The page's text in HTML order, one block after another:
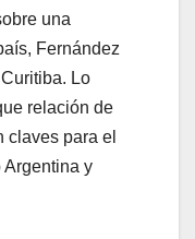
una
Fernández
Lo
relación de
claves para el
Argentina y